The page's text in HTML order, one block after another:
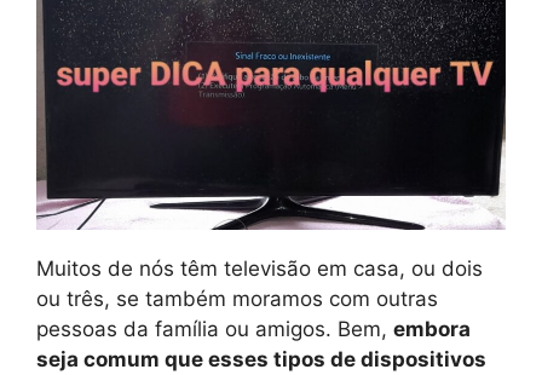
Muitos de nós têm televisão em casa, ou dois
ou três, se também moramos com outras
pessoas da família ou amigos. Bem, embora
seja comum que esses tipos de dispositivos